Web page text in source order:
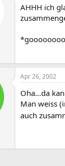
AHHH ich
Apr 26, 2002
Oha...da
Man weiss
auch